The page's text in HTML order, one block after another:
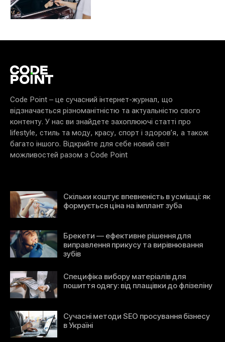
Code Point – це сучасний інтернет-журнал, що
відзначається різноманітністю та актуальністю свого
контенту. У нас ви знайдете захоплюючі статті про
lifestyle, стиль та моду, красу, спорт і здоров’я, а також
багато іншого. Відкрийте для себе новий світ
можливостей разом з Code Point
Скільки коштує впевненість в усмішці: як
формується ціна на імплант зуба
Брекети — ефективне рішення для
виправлення прикусу та вирівнювання
зубів
Специфіка вибору матеріалів для
пошиття одягу: від плащівки до флізеліну
Сучасні методи SEO просування бізнесу
в Україні